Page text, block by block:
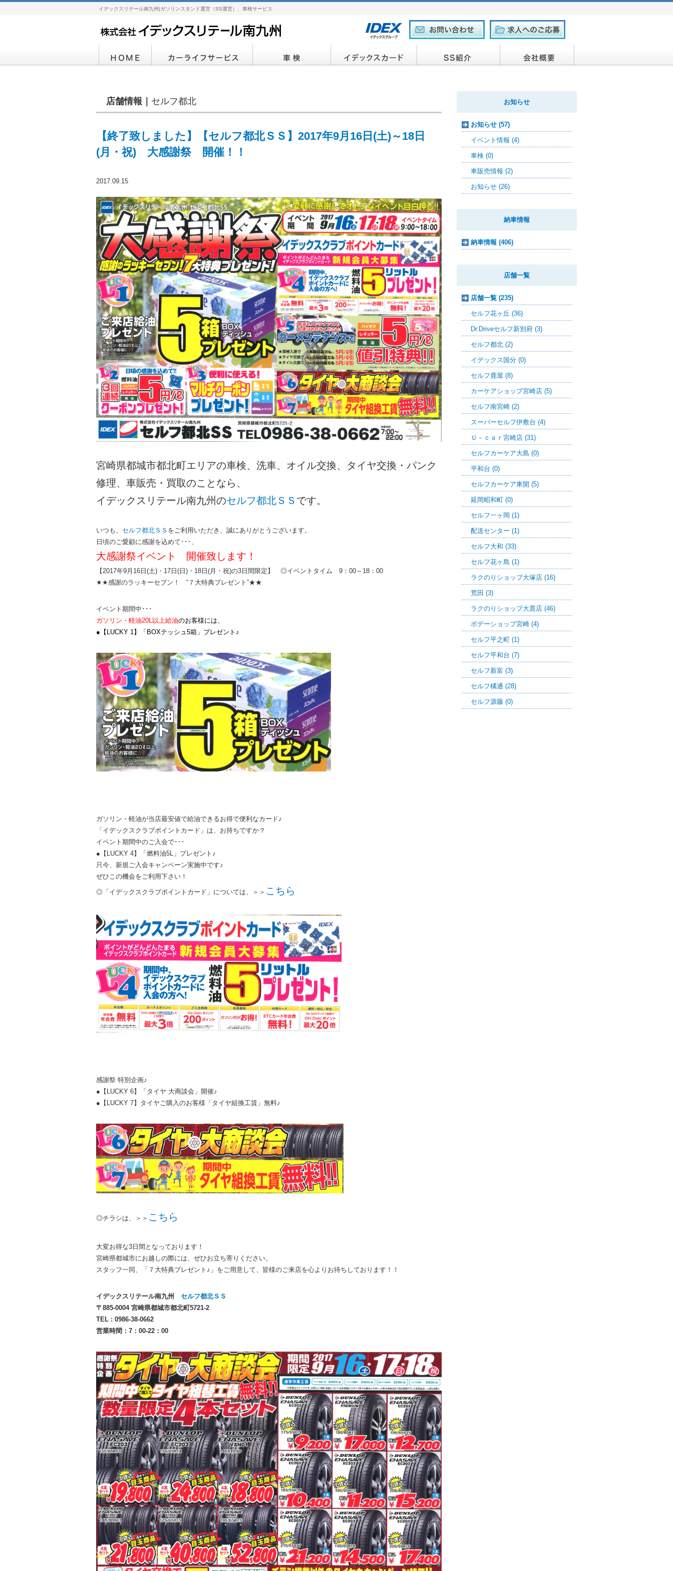
イデックスリテール南九州|ガソリンスタンド運営（SS運営）、車検サービス
店舗情報｜ セルフ都北
【終了致しました】【セルフ都北ＳＳ】2017年9月16日(土)～18日
(月・祝) 大感謝祭 開催！！
2017.09.15
宮崎県都城市都北町エリアの車検、洗車、オイル交換、タイヤ交換・パンク
修理、車販売・買取のことなら、
イデックスリテール南九州のセルフ都北ＳＳ です。
いつも、 セルフ都北ＳＳ をご利用いただき、誠にありがとうございます。
日頃のご愛顧に感謝を込めて･･･、
大感謝祭イベント 開催致します！
【2017年9月16日(土)・17日(日)・18日(月・祝)の3日間限定】 ◎イベントタイム 9：00～18：00
★★感謝のラッキーセブン！ “７大特典プレゼント”★★
イベント期間中･･･
ガソリン・軽油20L以上給油のお客様には、
●【LUCKY 1】「BOXテッシュ5箱」プレゼント♪
ガソリン・軽油が当店最安値で給油できるお得で便利なカード♪
「イデックスクラブポイントカード」は、お持ちですか？
イベント期間中のご入会で･･･
●【LUCKY 4】「燃料油5L」プレゼント♪
只今、新規ご入会キャンペーン実施中です♪
ぜひこの機会をご利用下さい！
◎「イデックスクラブポイントカード」については、＞＞ こちら
感謝祭 特別企画♪
●【LUCKY 6】「タイヤ 大商談会」開催♪
●【LUCKY 7】タイヤご購入のお客様「タイヤ組換工賃」無料♪
◎チラシは、＞＞ こちら
大変お得な3日間となっております！
宮崎県都城市にお越しの際には、ぜひお立ち寄りください。
スタッフ一同、「７大特典プレゼント♪」をご用意して、皆様のご来店を心よりお待ちしております！！
イデックスリテール南九州 セルフ都北ＳＳ
〒885-0004 宮崎県都城市都北町5721-2
TEL : 0986-38-0662
営業時間：7：00-22：00
お知らせ
お知らせ (57)
イベント情報 (4)
車検 (0)
車販売情報 (2)
お知らせ (26)
納車情報
納車情報 (406)
店舗一覧
店舗一覧 (235)
セルフ花ヶ丘 (36)
Dr.Driveセルフ新別府 (3)
セルフ都北 (2)
イデックス国分 (0)
セルフ鹿屋 (8)
カーケアショップ宮崎店 (5)
セルフ南宮崎 (2)
スーパーセルフ伊敷台 (4)
Ｕ－ｃａｒ宮崎店 (31)
セルフカーケア大島 (0)
平和台 (0)
セルフカーケア東開 (5)
延岡昭和町 (0)
セルフ一ヶ岡 (1)
配送センター (1)
セルフ大和 (33)
セルフ花ヶ島 (1)
ラクのりショップ大塚店 (16)
荒田 (3)
ラクのりショップ大貫店 (46)
ボデーショップ宮崎 (4)
セルフ平之町 (1)
セルフ平和台 (7)
セルフ新富 (3)
セルフ橘通 (28)
セルフ源藤 (0)